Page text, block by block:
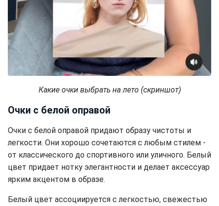
Какие очки выбрать на лето (скриншот)
Очки с белой оправой
Очки с белой оправой придают образу чистоты и
легкости. Они хорошо сочетаются с любым стилем -
от классического до спортивного или уличного. Белый
цвет придает нотку элегантности и делает аксессуар
ярким акцентом в образе.
Белый цвет ассоциируется с легкостью, свежестью